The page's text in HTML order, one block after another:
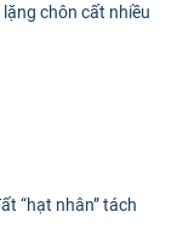
chôn cất nhiều
“hạt nhân” tách